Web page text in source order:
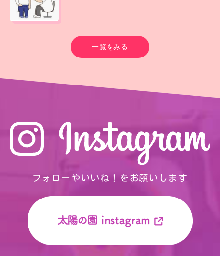
一覧をみる
フォローやいいね！をお願いします